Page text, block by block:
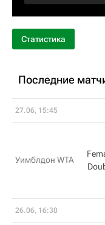
Статистика
Последние
27.06, 15:45
Уимблдон WTA
26.06, 16:30